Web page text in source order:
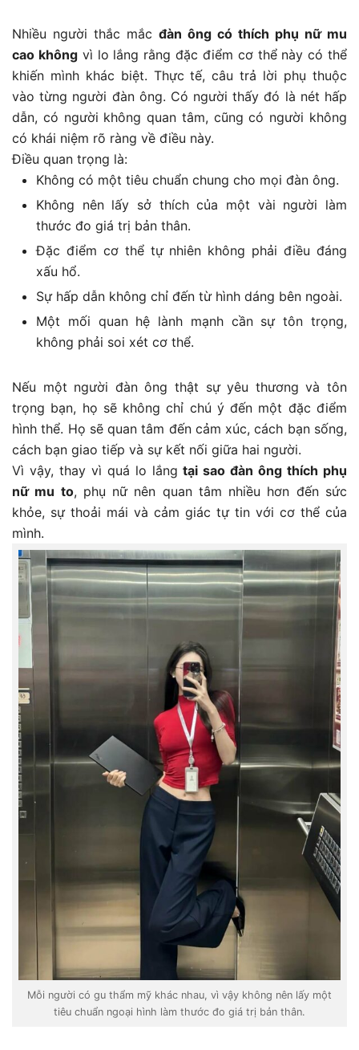
Nhiều người thắc mắc đàn ông có thích phụ nữ mu
cao khôngvì lo lắng rằng đặc điểm cơ thể này có thể
khiến mình khác biệt. Thực tế, câu trả lời phụ thuộc
vào từng người đàn ông. Có người thấy đó là nét hấp
dẫn, có người không quan tâm, cũng có người không
có khái niệm rõ ràng về điều này.
Điều quan trọng là:
Không có một tiêu chuẩn chung cho mọi đàn ông.
Không nên lấy sở thích của một vài người làm
thước đo giá trị bản thân.
Đặc điểm cơ thể tự nhiên không phải điều đáng
xấu hổ.
Sự hấp dẫn không chỉ đến từ hình dáng bên ngoài.
Một mối quan hệ lành mạnh cần sự tôn trọng,
không phải soi xét cơ thể.
Nếu một người đàn ông thật sự yêu thương và tôn
trọng bạn, họ sẽ không chỉ chú ý đến một đặc điểm
hình thể. Họ sẽ quan tâm đến cảm xúc, cách bạn sống,
cách bạn giao tiếp và sự kết nối giữa hai người.
Vì vậy, thay vì quá lo lắngtại sao đàn ông thích phụ
nữ mu to, phụ nữ nên quan tâm nhiều hơn đến sức
khỏe, sự thoải mái và cảm giác tự tin với cơ thể của
mình.
Mỗi người có gu thẩm mỹ khác nhau, vì vậy không nên lấy một
tiêu chuẩn ngoại hình làm thước đo giá trị bản thân.